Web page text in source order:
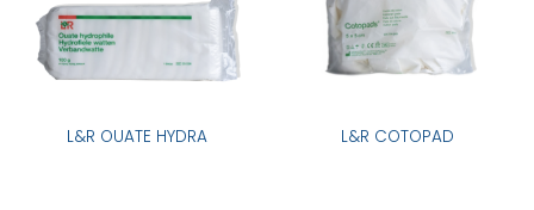
L&R OUATE HYDRA L&R COTOPAD